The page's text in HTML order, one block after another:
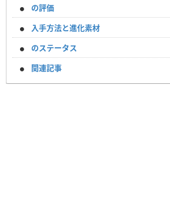
の評価
入手方法と進化素材
のステータス
関連記事